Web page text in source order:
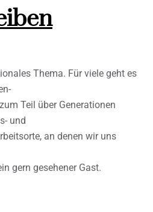
Thema. Für viele geht es
Teil über Generationen
und
an denen wir uns
gern gesehener Gast.